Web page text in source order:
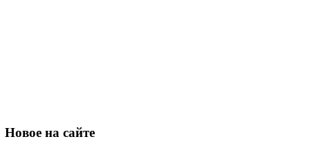
Новое на сайте